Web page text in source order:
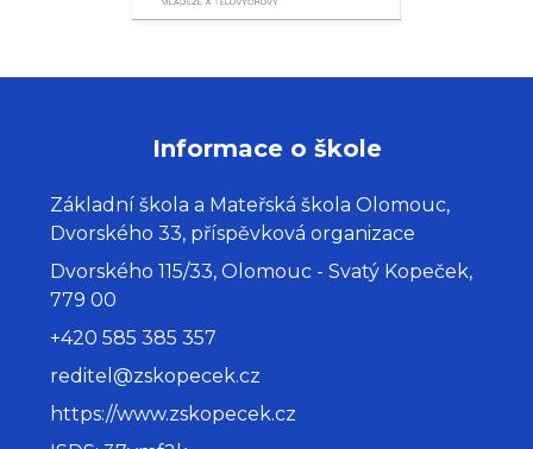
Informace o škole
Základní škola a Mateřská škola Olomouc,
Dvorského 33, příspěvková organizace
Dvorského 115/33, Olomouc - Svatý Kopeček,
779 00
+420 585 385 357
reditel@zskopecek.cz
https://www.zskopecek.cz